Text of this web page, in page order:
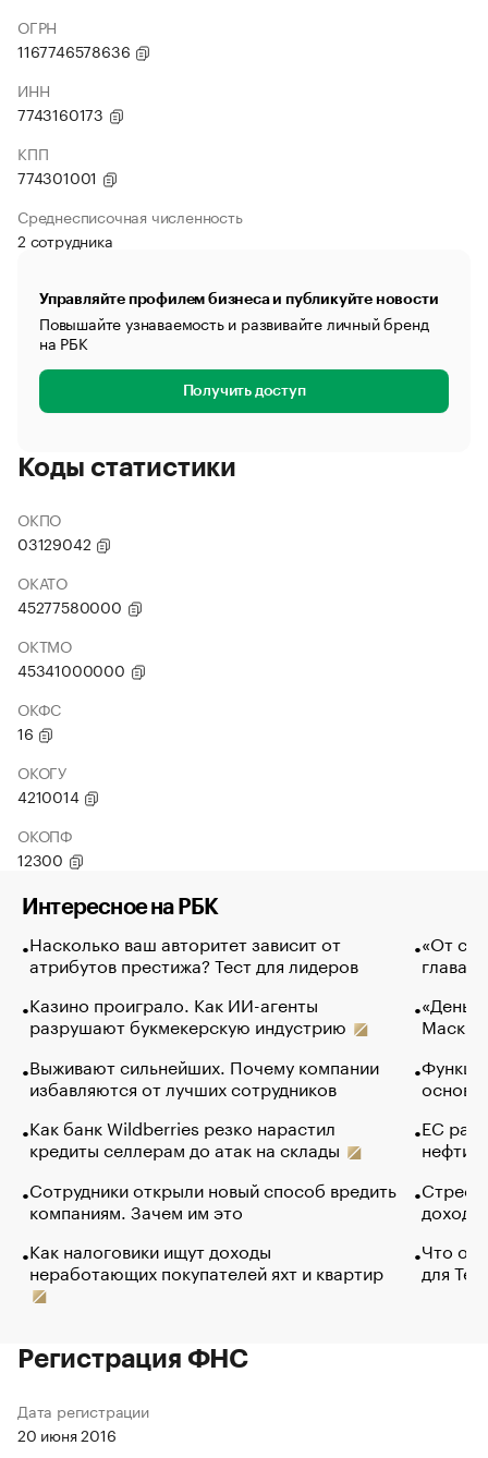
ОГРН
1167746578636
ИНН
7743160173
КПП
774301001
Среднесписочная численность
2 сотрудника
Управляйте профилем бизнеса и публикуйте новости
Повышайте узнаваемость и развивайте личный бренд
на РБК
Получить доступ
Коды статистики
ОКПО
03129042
ОКАТО
45277580000
ОКТМО
45341000000
ОКФС
16
ОКОГУ
4210014
ОКОПФ
12300
Интересное на РБК
Насколько ваш авторитет зависит от
атрибутов престижа? Тест для лидеров
Казино проиграло. Как ИИ-агенты
разрушают букмекерскую индустрию
Выживают сильнейших. Почему компании
избавляются от лучших сотрудников
Как банк Wildberries резко нарастил
кредиты селлерам до атак на склады
Сотрудники открыли новый способ вредить
компаниям. Зачем им это
Как налоговики ищут доходы
неработающих покупателей яхт и квартир
«От
глава
Маск в
основ
ЕС
нефти
Что
для
Регистрация ФНС
Дата регистрации
20 июня 2016